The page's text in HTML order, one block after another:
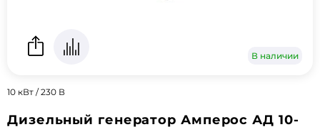
В наличии
10 кВт / 230 В
Дизельный генератор Амперос АД 10-